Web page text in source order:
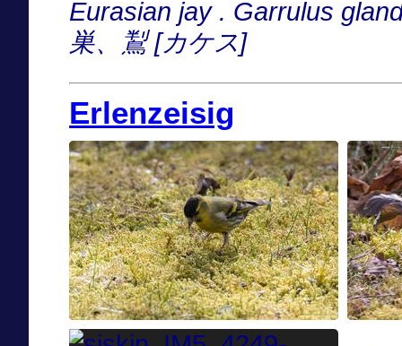
Eurasian jay . Garrulus
巣、鵥 [カケス]
Erlenzeisig